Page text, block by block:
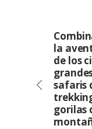
la
de los
safaris
gorilas